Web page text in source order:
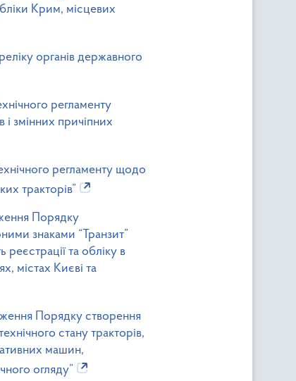
Крим, місцевих
органів державного
регламенту
і змінних причіпних
регламенту щодо
тракторів”
Порядку
знаками “Транзит”
реєстрації та обліку в
містах Києві та
Порядку створення
стану тракторів,
машин,
огляду”